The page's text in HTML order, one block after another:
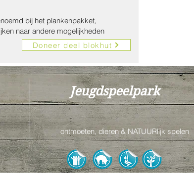
bij het plankenpakket,
naar andere mogelijkheden
Doneer deel blokhut
Jeugdspeelpark
ontmoeten, dieren & NATUURlijk spelen